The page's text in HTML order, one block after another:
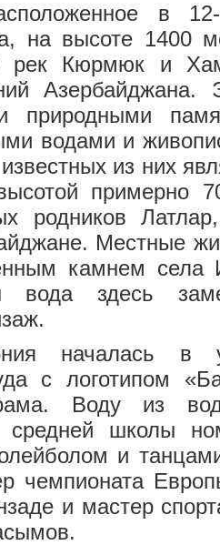
в
на высоте 1400
рек Кюрмюк и
Азербайджана.
природными
водами и
из них
примерно
родников
Местные
камнем
вода здесь
началась в
с логотипом
Воду из
средней школы
и
чемпионата
и мастер